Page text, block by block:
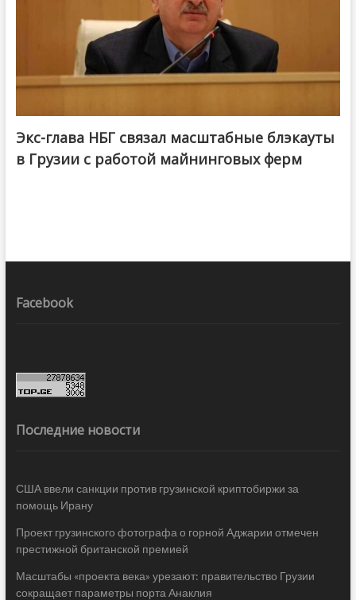
Экс-глава НБГ связал масштабные блэкауты
в Грузии с работой майнинговых ферм
Facebook
Последние новости
США ввели санкции против грузинской криптобиржи за
помощь Ирану
Проект грузинского фотографа о горной Аджарии отмечен
престижной британской премией
Масштабы «проекта века» урезают: правительство Грузии
сокращает параметры порта Анаклия